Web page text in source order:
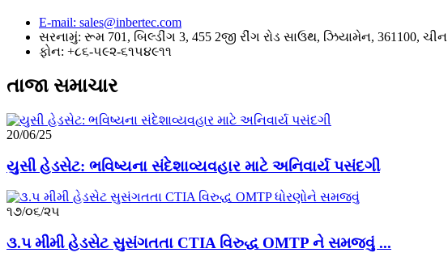
E-mail: sales@inbertec.com
સરનામું: રૂમ 701, બિલ્ડીંગ 3, 455 2જી રીંગ રોડ સાઉથ, ઝિયામેન, 361100, ચીન
ફોન: +૮૬-૫૯૨-૬૧૫૪૯૧૧
તાજા સમાચાર
20/06/25
યુસી હેડસેટ: ભવિષ્યના સંદેશાવ્યવહાર માટે અનિવાર્ય પસંદગી
૧૭/૦૬/૨૫
૩.૫ મીમી હેડસેટ સુસંગતતા CTIA વિરુદ્ધ OMTP ને સમજવું ...